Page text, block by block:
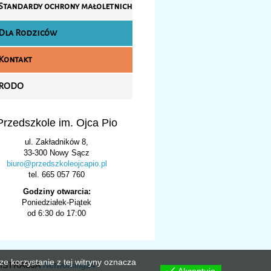
ochrony małoletnich
Rodziców
im. Ojca Pio
ul. Zakładników 8,
33-300 Nowy Sącz
biuro@przedszkoleojcapio.pl
tel. 665 057 760
Godziny otwarcia:
Poniedziałek-Piątek
od 6:30 do 17:00
Networking24
korzystanie z tej witryny oznacza